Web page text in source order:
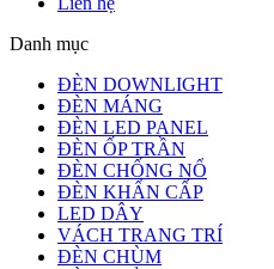
Danh mục
ĐÈN DOWNLIGHT
ĐÈN MÁNG
ĐÈN LED PANEL
ĐÈN ỐP TRẦN
ĐÈN CHỐNG NỔ
ĐÈN KHẨN CẤP
LED DÂY
VÁCH TRANG TRÍ
ĐÈN CHÙM